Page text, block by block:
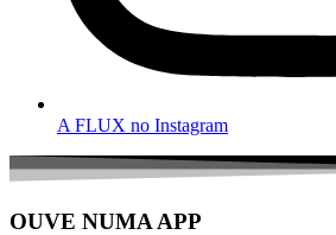
A FLUX no Instagram
OUVE NUMA APP